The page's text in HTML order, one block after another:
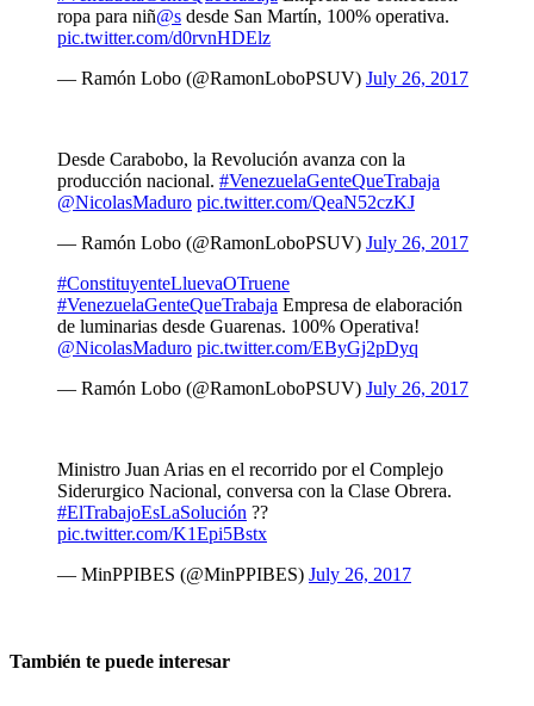
ropa para niñ@s desde San Martín, 100% operativa.
pic.twitter.com/d0rvnHDElz
— Ramón Lobo (@RamonLoboPSUV) July 26, 2017
Desde Carabobo, la Revolución avanza con la
producción nacional. #VenezuelaGenteQueTrabaja
@NicolasMaduro pic.twitter.com/QeaN52czKJ
— Ramón Lobo (@RamonLoboPSUV) July 26, 2017
#ConstituyenteLluevaOTruene
#VenezuelaGenteQueTrabaja Empresa de elaboración
de luminarias desde Guarenas. 100% Operativa!
@NicolasMaduro pic.twitter.com/EByGj2pDyq
— Ramón Lobo (@RamonLoboPSUV) July 26, 2017
Ministro Juan Arias en el recorrido por el Complejo
Siderurgico Nacional, conversa con la Clase Obrera.
#ElTrabajoEsLaSolución ??
pic.twitter.com/K1Epi5Bstx
— MinPPIBES (@MinPPIBES) July 26, 2017
También te puede interesar